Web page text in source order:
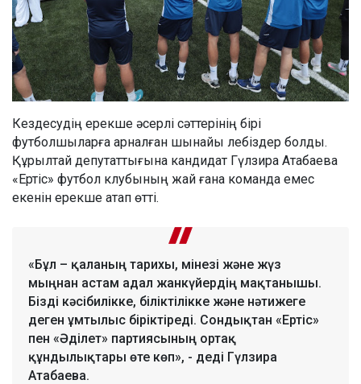
Кездесудің ерекше әсерлі сәттерінің бірі
футболшыларға арналған шынайы лебіздер болды.
Құрылтай депутаттығына кандидат Гүлзира Атабаева
«Ертіс» футбол клубының жай ғана команда емес
екенін ерекше атап өтті.
«Бұл – қаланың тарихы, мінезі және жүз
мыңнан астам адал жанкүйердің мақтанышы.
Бізді кәсібилікке, біліктілікке және нәтижеге
деген ұмтылыс біріктіреді. Сондықтан «Ертіс»
пен «Әділет» партиясының ортақ
құндылықтары өте көп», - деді Гүлзира
Атабаева.